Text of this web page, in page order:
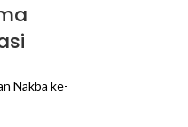
Nakba ke-